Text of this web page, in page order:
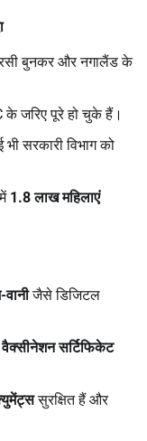
बुनकर और नगालैंड के
जरिए पूरे हो चुके हैं।
सरकारी विभाग को
1.8लाख महिलाएं
वानीजैसे डिजिटल
सर्टिफिकेट
सुरक्षित हैं और